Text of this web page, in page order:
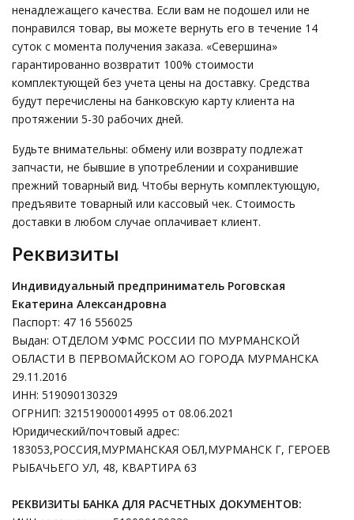
ненадлежащего качества. Если вам не подошел или не
понравился товар, вы можете вернуть его в течение 14
суток с момента получения заказа. «Севершина»
гарантированно возвратит 100% стоимости
комплектующей без учета цены на доставку. Средства
будут перечислены на банковскую карту клиента на
протяжении 5-30 рабочих дней.
Будьте внимательны: обмену или возврату подлежат
запчасти, не бывшие в употреблении и сохранившие
прежний товарный вид. Чтобы вернуть комплектующую,
предъявите товарный или кассовый чек. Стоимость
доставки в любом случае оплачивает клиент.
Реквизиты
Индивидуальный предприниматель Роговская
Екатерина Александровна
Паспорт: 47 16 556025
Выдан: ОТДЕЛОМ УФМС РОССИИ ПО МУРМАНСКОЙ
ОБЛАСТИ В ПЕРВОМАЙСКОМ АО ГОРОДА МУРМАНСКА
29.11.2016
ИНН: 519090130329
ОГРНИП: 321519000014995 от 08.06.2021
Юридический/почтовый адрес:
183053,РОССИЯ,МУРМАНСКАЯ ОБЛ,МУРМАНСК Г, ГЕРОЕВ
РЫБАЧЬЕГО УЛ, 48, КВАРТИРА 63
РЕКВИЗИТЫ БАНКА ДЛЯ РАСЧЕТНЫХ ДОКУМЕНТОВ: